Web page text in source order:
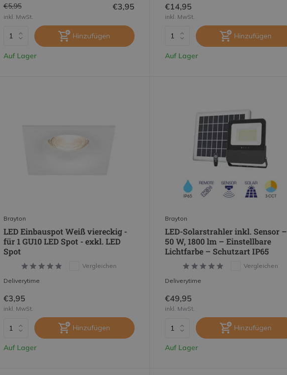
€5,95 €3,95
inkl. MwSt.
Hinzufügen
Auf Lager
€14,95
inkl. MwSt.
Hinzufügen
Auf Lager
Brayton
LED Einbauspot Weiß viereckig -
für 1 GU10 LED Spot - exkl. LED
Spot
Vergleichen
Deliverytime
€3,95
inkl. MwSt.
Hinzufügen
Auf Lager
Brayton
LED-Solarstrahler inkl. Sensor –
50 W, 1800 lm – Einstellbare
Lichtfarbe – Schutzart IP65
Vergleichen
Deliverytime
€49,95
inkl. MwSt.
Hinzufügen
Auf Lager